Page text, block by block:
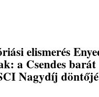
elismerés
a Csendes
Nagydíj